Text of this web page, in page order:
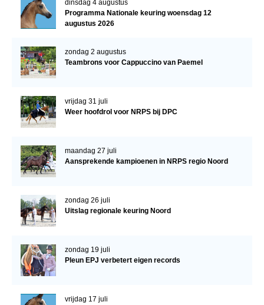
Cornage
WBSFH
Zoek een hengst
Informatie Hengstenkeuring
Verrichtingsonderzoek NRPS
Verrichtingsonderzoek 2024-2025
Verrichtingsonderzoek 2022-2023
dinsdag 4 augustus
Programma Nationale keuring woensdag 12
augustus 2026
zondag 2 augustus
Teambrons voor Cappuccino van Paemel
vrijdag 31 juli
Weer hoofdrol voor NRPS bij DPC
maandag 27 juli
Aansprekende kampioenen in NRPS regio Noord
zondag 26 juli
Uitslag regionale keuring Noord
zondag 19 juli
Pleun EPJ verbetert eigen records
vrijdag 17 juli